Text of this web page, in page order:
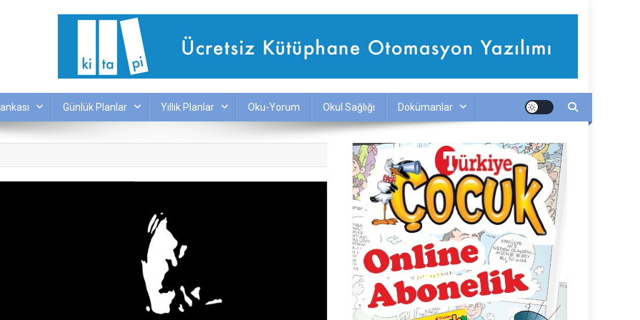
Günlük Planlar Yıllık Planlar Oku-Yorum Okul Sağlığı Dokümanlar